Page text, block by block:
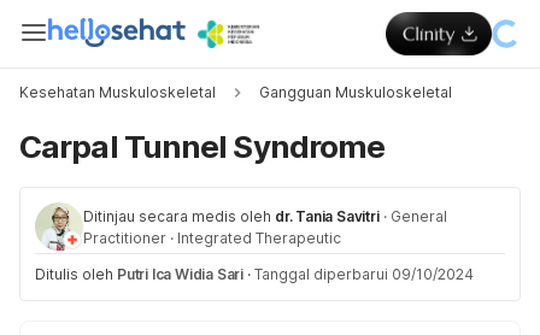
Kesehatan Muskuloskeletal Gangguan Muskuloskeletal
Carpal Tunnel Syndrome
Ditinjau secara medis oleh dr. Tania Savitri · General
Practitioner · Integrated Therapeutic
Ditulis oleh Putri Ica Widia Sari · Tanggal diperbarui 09/10/2024